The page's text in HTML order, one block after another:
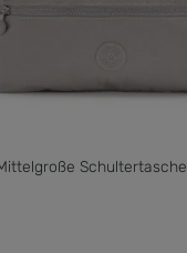
Schultertasche